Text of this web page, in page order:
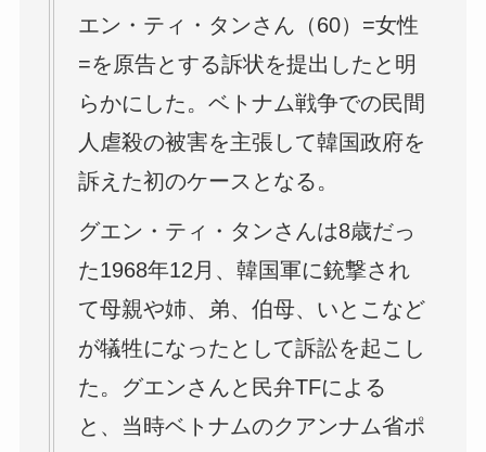
エン・ティ・タンさん（60）=女性
=を原告とする訴状を提出したと明
らかにした。ベトナム戦争での民間
人虐殺の被害を主張して韓国政府を
訴えた初のケースとなる。
グエン・ティ・タンさんは8歳だっ
た1968年12月、韓国軍に銃撃され
て母親や姉、弟、伯母、いとこなど
が犠牲になったとして訴訟を起こし
た。グエンさんと民弁TFによる
と、当時ベトナムのクアンナム省ポ